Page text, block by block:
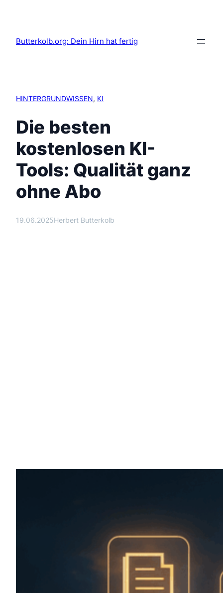
Butterkolb.org: Dein Hirn hat fertig
HINTERGRUNDWISSEN, KI
Die besten
kostenlosen KI-
Tools: Qualität ganz
ohne Abo
19.06.2025Herbert Butterkolb